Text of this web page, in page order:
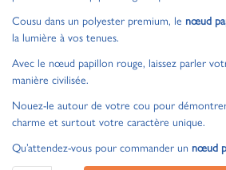
Cousu dans un polyester premium, le nœud
la lumière à vos tenues.
Avec le nœud papillon rouge, laissez parler
manière civilisée.
Nouez-le autour de votre cou pour
charme et surtout votre caractère unique.
Qu’attendez-vous pour commander un nœud